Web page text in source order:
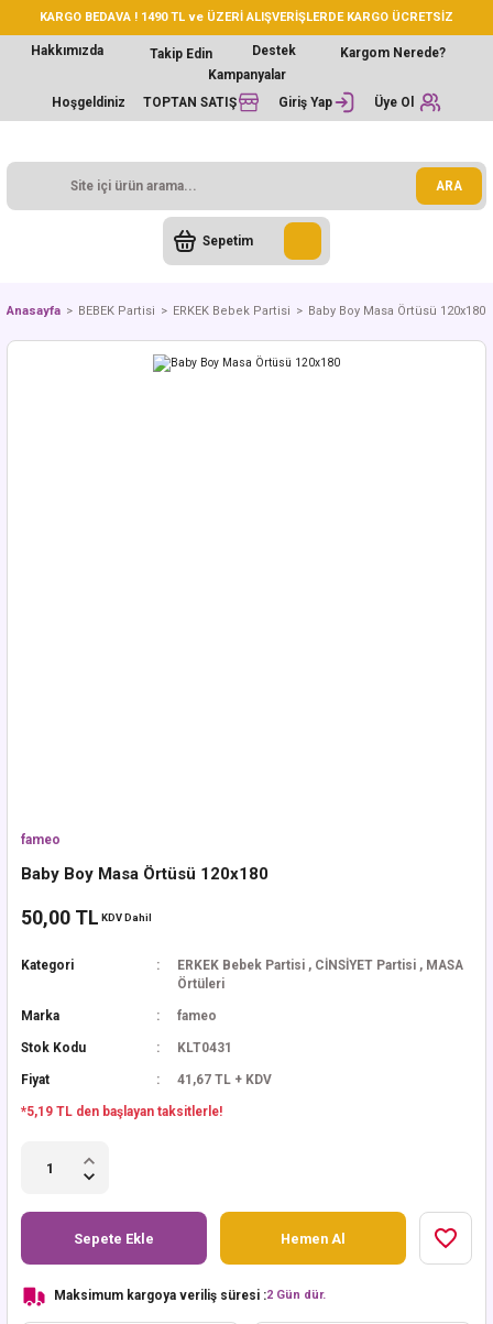
KARGO BEDAVA ! 1490 TL ve ÜZERİ ALIŞVERİŞLERDE KARGO ÜCRETSİZ
Hakkımızda Takip Edin Destek
Kargom Nerede?
Kampanyalar
Hoşgeldiniz
TOPTAN SATIŞ Giriş Yap Üye Ol
ARA
Sepetim
Anasayfa BEBEK Partisi ERKEK Bebek Partisi Baby Boy Masa Örtüsü 120x180
fameo
Baby Boy Masa Örtüsü 120x180
50,00 TL KDV Dahil
Kategori ERKEK Bebek Partisi , CİNSİYET Partisi , MASA
Örtüleri
Marka fameo
Stok Kodu KLT0431
Fiyat 41,67 TL + KDV
*5,19 TL den başlayan taksitlerle!
Sepete Ekle Hemen Al
Maksimum kargoya veriliş süresi :2 Gün dür.